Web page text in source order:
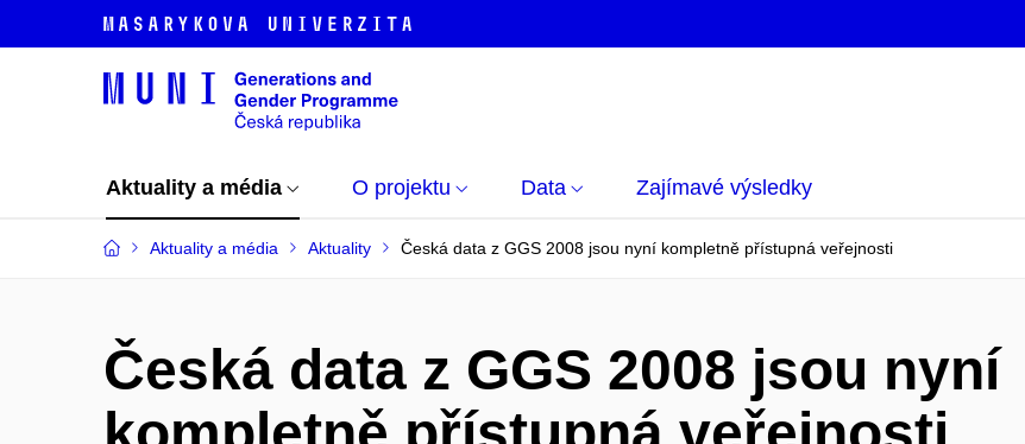
Aktuality a média O projektu Data Zajímavé výsledky
Aktuality a média Aktuality Česká data z GGS 2008 jsou nyní kompletně přístupná veřejnosti
Česká data z GGS 2008 jsou nyní